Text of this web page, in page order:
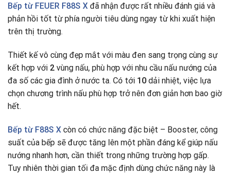
Bếp từ FEUER F88S X đã nhận được rất nhiều đánh giá và
phản hồi tốt từ phía người tiêu dùng ngay từ khi xuất hiện
trên thị trường.
Thiết kế vô cùng đẹp mắt với màu đen sang trọng cùng sự
kết hợp với 2 vùng nấu, phù hợp với nhu cầu nấu nướng của
đa số các gia đình ở nước ta. Có tới 10 dải nhiệt, việc lựa
chọn chương trình nấu phù hợp trở nên đơn giản hơn bao giờ
hết.
Bếp từ F88S X còn có chức năng đặc biệt – Booster, công
suất của bếp sẽ được tăng lên một phần đáng kể giúp nấu
nướng nhanh hơn, cần thiết trong những trường hợp gấp.
Tuy nhiên thời gian tối đa mặc định dùng chức năng này là